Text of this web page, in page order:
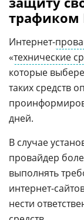
трафиком
Интернет-
«технические
которые
таких средств
дней.
В случае
провайдер
выполнять
интернет-
нести